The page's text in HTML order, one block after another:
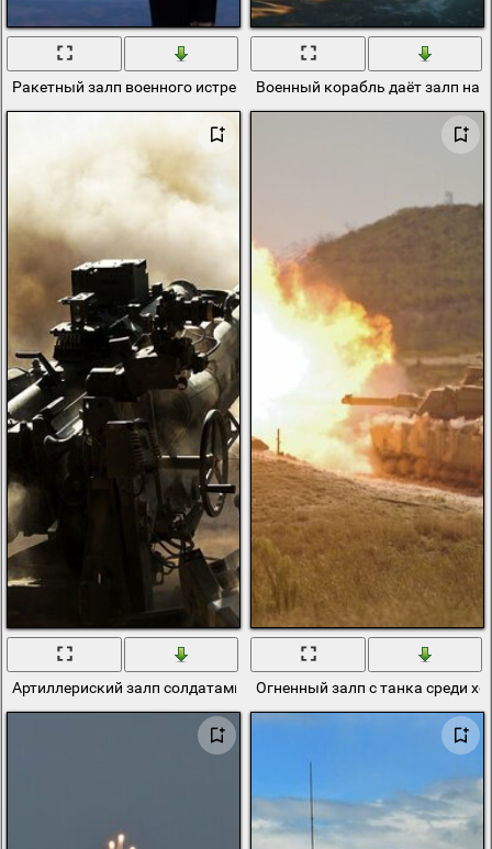
Ракетный залп военного истребителяВоенный корабль даёт залп на
Артиллериский залп солдатами морской пехотыОгненный залп с танка среди